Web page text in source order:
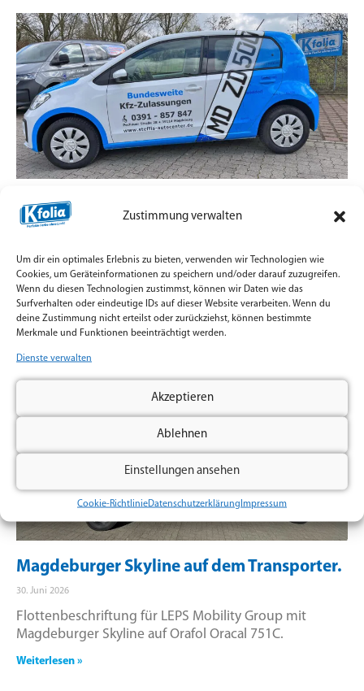
Zustimmung verwalten
Um dir ein optimales Erlebnis zu bieten, verwenden wir Technologien wie
Cookies, um Geräteinformationen zu speichern und/oder darauf zuzugreifen.
Wenn du diesen Technologien zustimmst, können wir Daten wie das
Surfverhalten oder eindeutige IDs auf dieser Website verarbeiten. Wenn du
deine Zustimmung nicht erteilst oder zurückziehst, können bestimmte
Merkmale und Funktionen beeinträchtigt werden.
Dienste verwalten
Akzeptieren
Ablehnen
Einstellungen ansehen
Cookie-RichtlinieDatenschutzerklärung Impressum
Zulassungsdienst mit Straßenpräsenz statt
Standard-Aufkleber
Teilfolierung und Firmenbeschriftung für
Zulassungsfahrzeuge mit Orajet Rapid Air Digitaldruck
umgesetzt.
Weiterlesen »
Magdeburger Skyline auf dem Transporter.
30. Juni 2026
Flottenbeschriftung für LEPS Mobility Group mit
Magdeburger Skyline auf Orafol Oracal 751C.
Weiterlesen »